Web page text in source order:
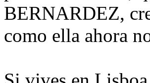
BERNARDEZ,
como ella ahora